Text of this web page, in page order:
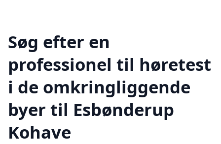
Søg efter en
professionel til høretest
i de omkringliggende
byer til Esbønderup
Kohave